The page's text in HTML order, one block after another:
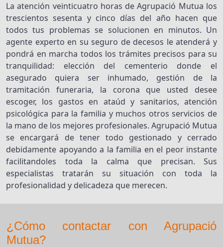
La atención veinticuatro horas de Agrupació Mutua los
trescientos sesenta y cinco días del año hacen que
todos tus problemas se solucionen en minutos. Un
agente experto en su seguro de decesos le atenderá y
pondrá en marcha todos los trámites precisos para su
tranquilidad: elección del cementerio donde el
asegurado quiera ser inhumado, gestión de la
tramitación funeraria, la corona que usted desee
escoger, los gastos en ataúd y sanitarios, atención
psicológica para la familia y muchos otros servicios de
la mano de los mejores profesionales. Agrupació Mutua
se encargará de tener todo gestionado y cerrado
debidamente apoyando a la familia en el peor instante
facilitandoles toda la calma que precisan. Sus
especialistas tratarán su situación con toda la
profesionalidad y delicadeza que merecen.
¿Cómo contactar con Agrupació
Mutua?